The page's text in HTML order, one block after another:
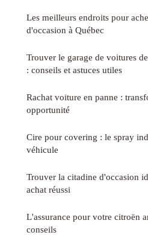
Les meilleurs endroits pour
d'occasion à Québec
Trouver le garage de voitures
: conseils et astuces utiles
Rachat voiture en panne :
opportunité
Cire pour covering : le spray
véhicule
Trouver la citadine d'occasion
achat réussi
L'assurance pour votre citroën
conseils